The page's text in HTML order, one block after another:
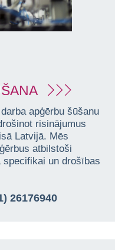
apģērbu šūšanu
risinājumus
Latvijā. Mēs
atbilstoši
specifikai un drošības
26176940